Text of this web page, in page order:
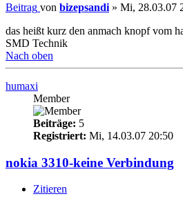
Beitrag von bizepsandi » Mi, 28.03.07
das heißt kurz den anmach knopf vom
SMD Technik
Nach oben
humaxi
Member
Beiträge: 5
Registriert: Mi, 14.03.07 20:50
nokia 3310-keine Verbindung
Zitieren